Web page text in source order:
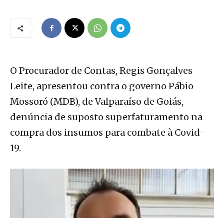
O Procurador de Contas, Regis Gonçalves
Leite, apresentou contra o governo Pábio
Mossoró (MDB), de Valparaíso de Goiás,
denúncia de suposto superfaturamento na
compra dos insumos para combate à Covid-
19.